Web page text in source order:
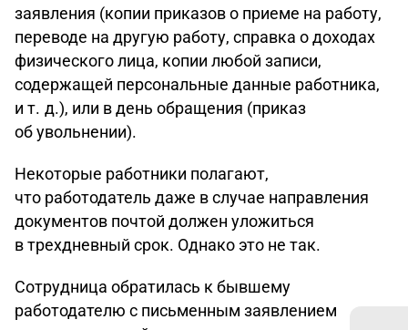
заявления (копии приказов о приеме на работу,
переводе на другую работу, справка о доходах
физического лица, копии любой записи,
содержащей персональные данные работника,
и т. д.), или в день обращения (приказ
об увольнении).
Некоторые работники полагают,
что работодатель даже в случае направления
документов почтой должен уложиться
в трехдневный срок. Однако это не так.
Сотрудница обратилась к бывшему
работодателю с письменным заявлением